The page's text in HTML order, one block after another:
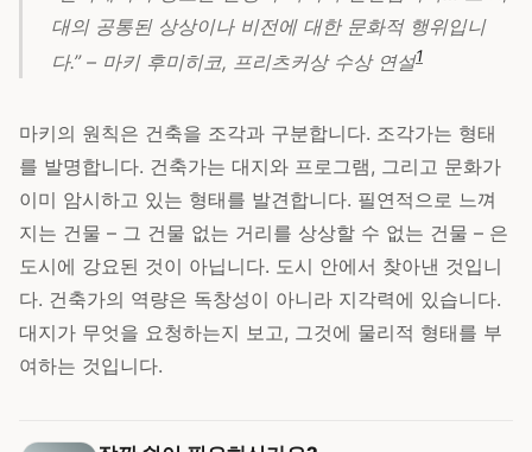
대의 공통된 상상이나 비전에 대한 문화적 행위입니
다.” – 마키 후미히코, 프리츠커상 수상 연설1
마키의 원칙은 건축을 조각과 구분합니다. 조각가는 형태
를 발명합니다. 건축가는 대지와 프로그램, 그리고 문화가
이미 암시하고 있는 형태를 발견합니다. 필연적으로 느껴
지는 건물 – 그 건물 없는 거리를 상상할 수 없는 건물 – 은
도시에 강요된 것이 아닙니다. 도시 안에서 찾아낸 것입니
다. 건축가의 역량은 독창성이 아니라 지각력에 있습니다.
대지가 무엇을 요청하는지 보고, 그것에 물리적 형태를 부
여하는 것입니다.